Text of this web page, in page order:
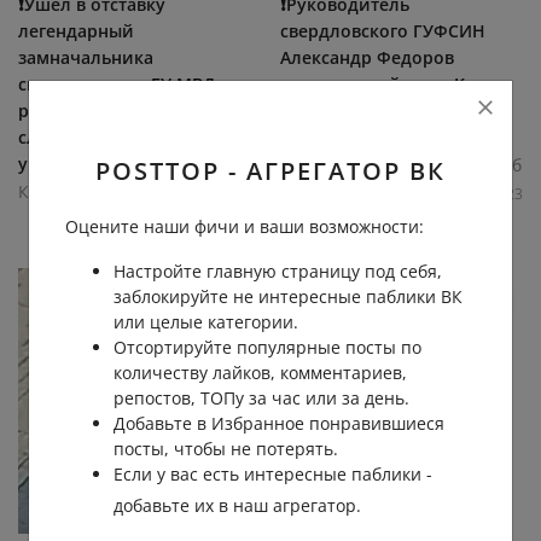
легендарный
замначальника
свердловского ГУ МВД —
руководитель Главного
следственного
управления...
Круглосуточные новости Екб
18.3К 0.0К 10 19
свердловского ГУФСИН
Александр Федоров
покинул свой пост. Как
пишут наши коллеги из
Круглосуточные новости Екб
23
POSTTOP - АГРЕГАТОР ВК
Оцените наши фичи и ваши возможности:
Настройте главную страницу под себя,
заблокируйте не интересные паблики ВК
или целые категории.
Отсортируйте популярные посты по
количеству лайков, комментариев,
репостов, ТОПу за час или за день.
Добавьте в Избранное понравившиеся
посты, чтобы не потерять.
Если у вас есть интересные паблики -
добавьте их в наш агрегатор.